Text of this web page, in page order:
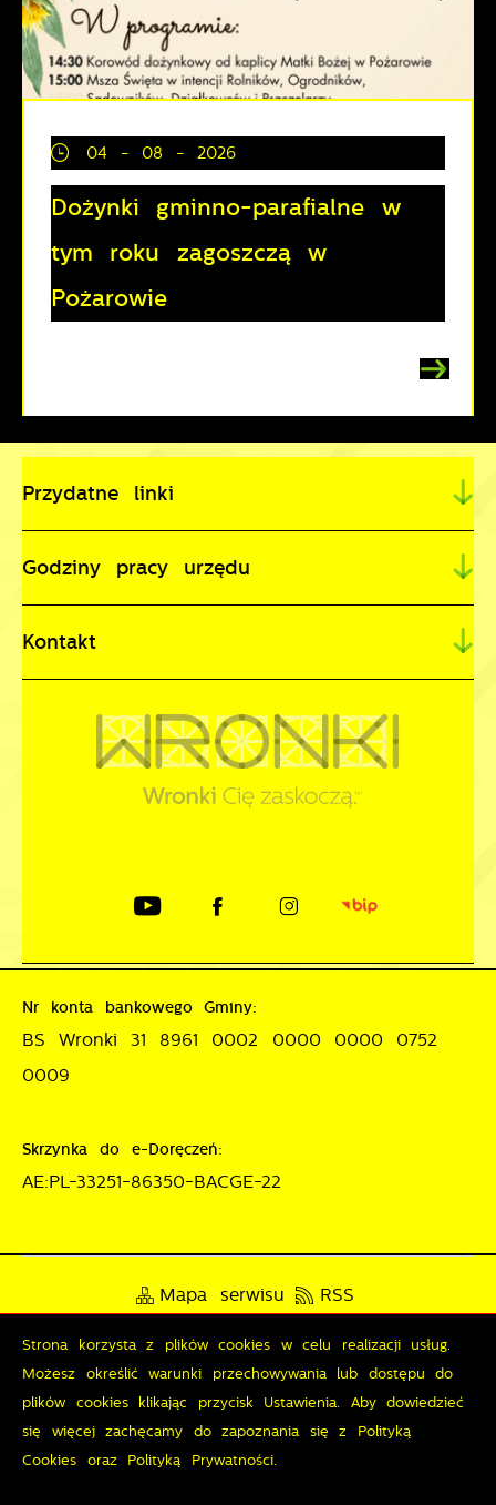
04 - 08 - 2026
Dożynki gminno-parafialne w
tym roku zagoszczą w
Pożarowie
Przydatne linki
Godziny pracy urzędu
Kontakt
Nr konta bankowego Gminy:
BS Wronki 31 8961 0002 0000 0000 0752
0009
Skrzynka do e-Doręczeń:
AE:PL-33251-86350-BACGE-22
Mapa serwisu RSS
Deklaracja dostępności
Polityka prywatności
Odwiedzin: 3795581
Strona korzysta z plików cookies w celu realizacji usług.
Możesz określić warunki przechowywania lub dostępu do
plików cookies klikając przycisk Ustawienia. Aby dowiedzieć
się więcej zachęcamy do zapoznania się z Polityką
Cookies oraz Polityką Prywatności.